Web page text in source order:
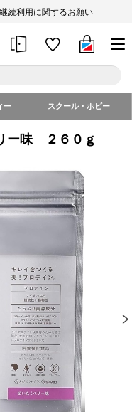
続利用に関するお願い
ー スクール・ホビー
ー味 ２６０ｇ